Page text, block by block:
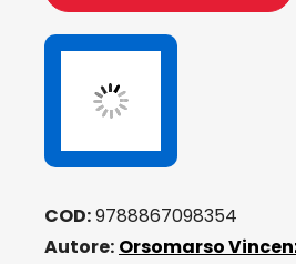
Educazione
Democrazia
Socialismo
quantità
COD:9788867098354
Autore: Orsomarso